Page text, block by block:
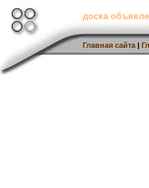
доска
Главная сайта |